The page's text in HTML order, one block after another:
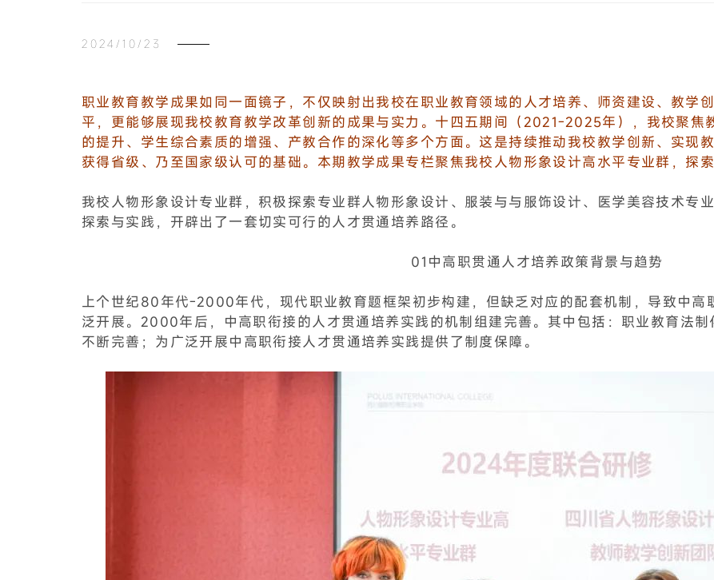
2024/10/23
职业教育教学成果如同一面镜子，不仅映射出我校在职业教育领域的人才培养、师资建设、教学
平，更能够展现我校教育教学改革创新的成果与实力。十四五期间（2021-2025年），我校聚焦
的提升、学生综合素质的增强、产教合作的深化等多个方面。这是持续推动我校教学创新、实现
获得省级、乃至国家级认可的基础。本期教学成果专栏聚焦我校人物形象设计高水平专业群，探
我校人物形象设计专业群，积极探索专业群人物形象设计、服装与与服饰设计、医学美容技术专
探索与实践，开辟出了一套切实可行的人才贯通培养路径。
01 中高职贯通人才培养政策背景与趋势
上个世纪80年代-2000年代，现代职业教育题框架初步构建，但缺乏对应的配套机制，导致中高
泛开展。2000年后，中高职衔接的人才贯通培养实践的机制组建完善。其中包括：职业教育法
不断完善；为广泛开展中高职衔接人才贯通培养实践提供了制度保障。